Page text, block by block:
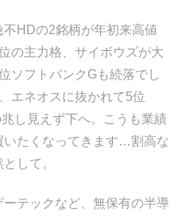
HDの2銘柄が年初来高値
の主力格、サイボウズが大
ソフトバンクGも続落でし
エネオスに抜かれて5位
し見えず下へ。こうも業績
いたくなってきます…割高な
して。
テックなど、無保有の半導